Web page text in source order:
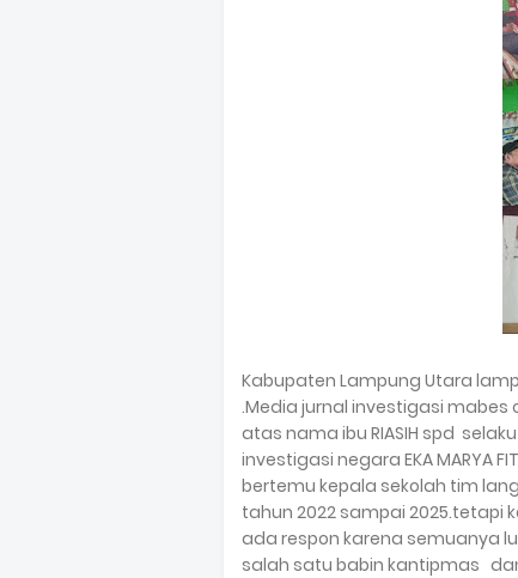
Kabupaten Lampung Utara
.Media jurnal investigasi mabes
atas nama ibu RIASIH spd
investigasi negara EKA MARYA
bertemu kepala sekolah tim
tahun 2022 sampai 2025.tetapi
ada respon karena semuanya
salah satu babin kantipmas